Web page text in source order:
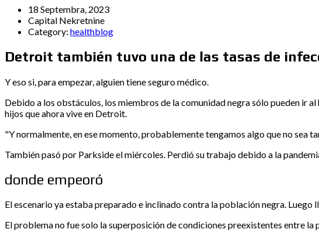
18 Septembra, 2023
Capital Nekretnine
Category: healthblog
Detroit también tuvo una de las tasas de
Y eso si, para empezar, alguien tiene seguro médico.
Debido a los obstáculos, los miembros de la comunidad negra sólo pueden ir
hijos que ahora vive en Detroit.
"Y normalmente, en ese momento, probablemente tengamos algo que no sea
También pasó por Parkside el miércoles. Perdió su trabajo debido a la
donde empeoró
El escenario ya estaba preparado e inclinado contra la población negra.
El problema no fue solo la superposición de condiciones preexistentes entre